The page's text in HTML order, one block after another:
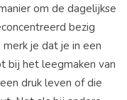
om de dagelijkse
bezig
je dat je in een
bij het leegmaken van
druk leven of die